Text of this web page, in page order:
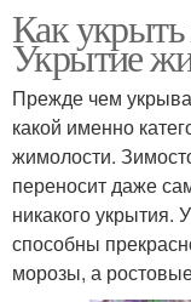
Как
Укрытие
Прежде чем
какой именно
жимолости.
переносит даже
никакого укрытия.
способны
морозы, а